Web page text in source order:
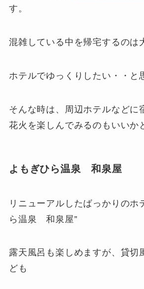
す。
混雑している中を帰宅するのは
ホテルでゆっくりしたい・・と
そんな時は、周辺ホテルなどに
花火を楽しんでみるのもいいか
よもぎひら温泉 和泉屋
リニューアルしたばっかりの
ら温泉 和泉屋”
露天風呂も楽しめますが、貸切
ども